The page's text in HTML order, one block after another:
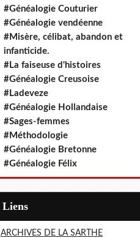
#Généalogie Couturier
#Généalogie vendéenne
#Misère, célibat, abandon et
infanticide.
#La faiseuse d'histoires
#Généalogie Creusoise
#Ladeveze
#Généalogie Hollandaise
#Sages-femmes
#Méthodologie
#Généalogie Bretonne
#Généalogie Félix
Liens
ARCHIVES DE LA SARTHE